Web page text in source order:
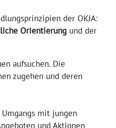
der OKJA:
Orientierung und der
aufsuchen. Die
zugehen und deren
mit jungen
und Aktionen